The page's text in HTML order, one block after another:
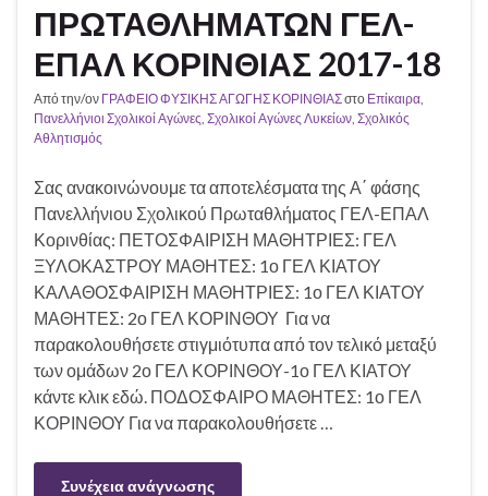
ΠΡΩΤΑΘΛΗΜΑΤΩΝ ΓΕΛ-
ΕΠΑΛ ΚΟΡΙΝΘΙΑΣ 2017-18
Από την/ον ΓΡΑΦΕΙΟ ΦΥΣΙΚΗΣ ΑΓΩΓΗΣ ΚΟΡΙΝΘΙΑΣστο Επίκαιρα
Πανελλήνιοι Σχολικοί Αγώνες Σχολικοί Αγώνες Λυκείων Σχολικός
Αθλητισμός
Σας ανακοινώνουμε τα αποτελέσματα της Α΄ φάσης
Πανελλήνιου Σχολικού Πρωταθλήματος ΓΕΛ-ΕΠΑΛ
Κορινθίας: ΠΕΤΟΣΦΑΙΡΙΣΗ ΜΑΘΗΤΡΙΕΣ: ΓΕΛ
ΞΥΛΟΚΑΣΤΡΟΥ ΜΑΘΗΤΕΣ: 1ο ΓΕΛ ΚΙΑΤΟΥ
ΚΑΛΑΘΟΣΦΑΙΡΙΣΗ ΜΑΘΗΤΡΙΕΣ: 1ο ΓΕΛ ΚΙΑΤΟΥ
ΜΑΘΗΤΕΣ: 2ο ΓΕΛ ΚΟΡΙΝΘΟΥ Για να
παρακολουθήσετε στιγμιότυπα από τον τελικό μεταξύ
των ομάδων 2ο ΓΕΛ ΚΟΡΙΝΘΟΥ-1ο ΓΕΛ ΚΙΑΤΟΥ
κάντε κλικ εδώ. ΠΟΔΟΣΦΑΙΡΟ ΜΑΘΗΤΕΣ: 1ο ΓΕΛ
ΚΟΡΙΝΘΟΥ Για να παρακολουθήσετε …
Συνέχεια ανάγνωσης